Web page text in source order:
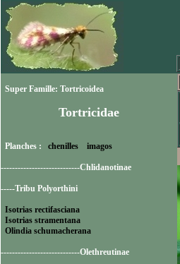
Super Famille: Tortricoidea
Tortricidae
Planches : chenilles imagos
----------------------------Chlidanotinae
-----Tribu Polyorthini
Isotrias rectifasciana
Isotrias stramentana
Olindia schumacherana
----------------------------Olethreutinae